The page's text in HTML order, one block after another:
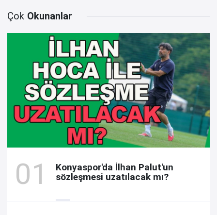
Çok Okunanlar
Konyaspor'da İlhan Palut'un
sözleşmesi uzatılacak mı?